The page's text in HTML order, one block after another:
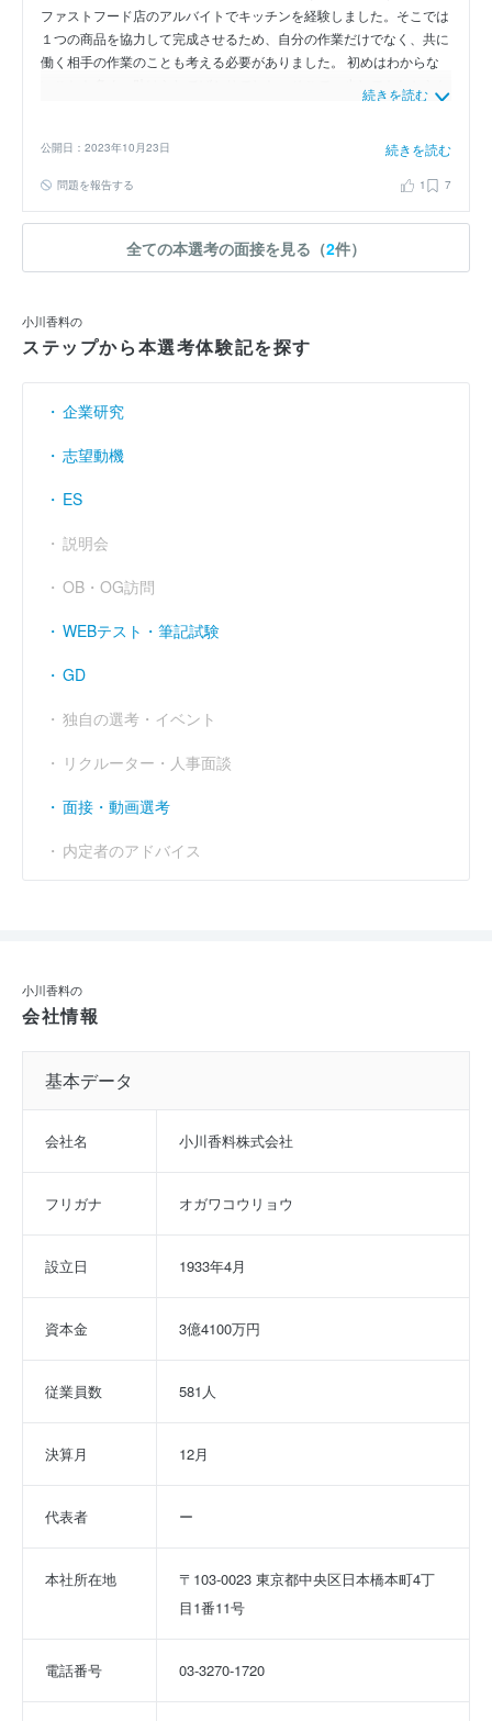
ファストフード店のアルバイトでキッチンを経験しました。そこでは
１つの商品を協力して完成させるため、自分の作業だけでなく、共に
働く相手の作業のことも考える必要がありました。 初めはわからな
いことがあれば積極的に質問し、相手がどうしてほしいのかを理解す
とや、やってほしいことなどを考え、相手が言う前に行動すること
で、全体の作業効率の向上に努めました。その結果、社員の方々から
になりました。 この強みを生かして貴社の営業職では、お客様と社
内各部門の様々な立場の人間の考えを的確に把握し、理想的な香りの
提案をします。
続きを読む
公開日：2023年10月23日 続きを読む
問題を報告する 1 7
全ての本選考の面接を見る（2件）
小川香料の
ステップから本選考体験記を探す
企業研究
志望動機
ES
説明会
OB・OG訪問
WEBテスト・筆記試験
GD
独自の選考・イベント
リクルーター・人事面談
面接・動画選考
内定者のアドバイス
小川香料の
会社情報
基本データ
会社名 小川香料株式会社
フリガナ オガワコウリョウ
設立日 1933年4月
資本金 3億4100万円
従業員数 581人
決算月 12月
代表者 ー
本社所在地
〒103-0023 東京都中央区日本橋本町4丁
目1番11号
電話番号 03-3270-1720